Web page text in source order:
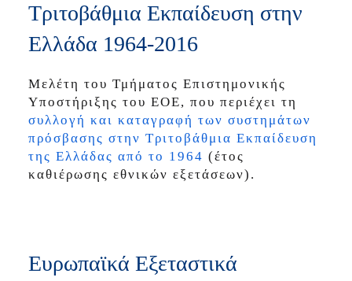
Τριτοβάθμια Εκπαίδευση στην
Ελλάδα 1964-2016
Μελέτη του Τμήματος Επιστημονικής
Υποστήριξης του ΕΟΕ, που περιέχει τη
συλλογή και καταγραφή των συστημάτων
πρόσβασης στην Τριτοβάθμια Εκπαίδευση
της Ελλάδας από το 1964 (έτος
καθιέρωσης εθνικών εξετάσεων).
Ευρωπαϊκά Εξεταστικά